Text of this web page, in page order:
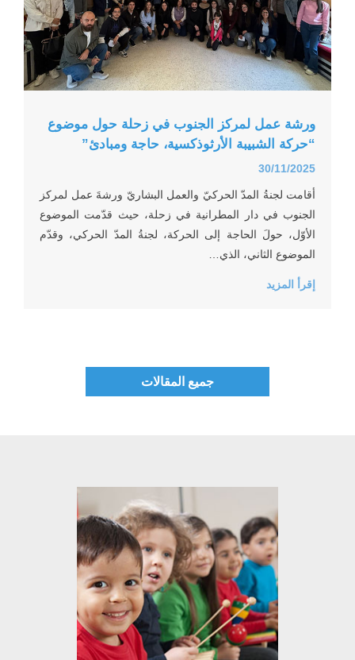
ورشة عمل لمركز الجنوب في زحلة حول موضوع
“حركة الشبيبة الأرثوذكسية، حاجة ومبادئ”
30/11/2025
أقامت لجنةُ المدّ الحركيّ والعمل البشاريّ ورشةَ عمل لمركز
الجنوب في دار المطرانية في زحلة، حيث قدّمت الموضوع
الأوّل، حولَ الحاجة إلى الحركة، لجنةُ المدّ الحركي، وقدّم
الموضوع الثاني، الذي…
إقرأ المزيد
جميع المقالات